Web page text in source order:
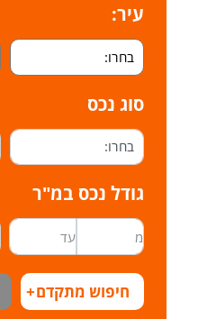
עיר:
סוג נכס
גודל נכס במ"ר
חיפוש מתקדם+